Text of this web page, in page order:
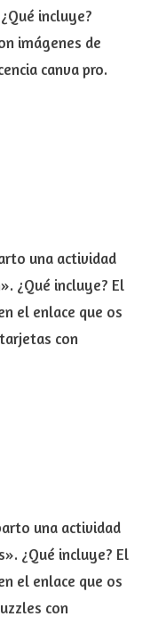
incluye?
imágenes de
canva pro.
una actividad
¿Qué incluye? El
el enlace que os
con
una actividad
¿Qué incluye? El
el enlace que os
con